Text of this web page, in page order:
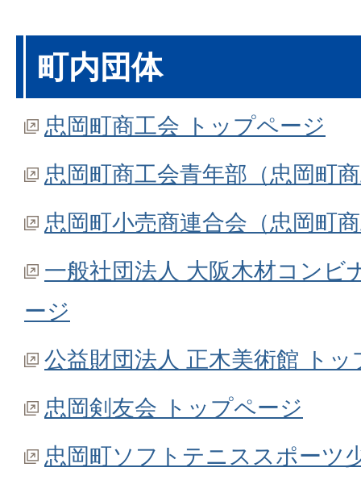
町内団体
忠岡町商工会 トップページ
忠岡町商工会青年部（忠岡町
忠岡町小売商連合会（忠岡町
一般社団法人 大阪木材コンビ
ージ
公益財団法人 正木美術館 トッ
忠岡剣友会 トップページ
忠岡町ソフトテニススポーツ